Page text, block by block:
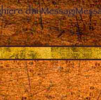
dai Messagi